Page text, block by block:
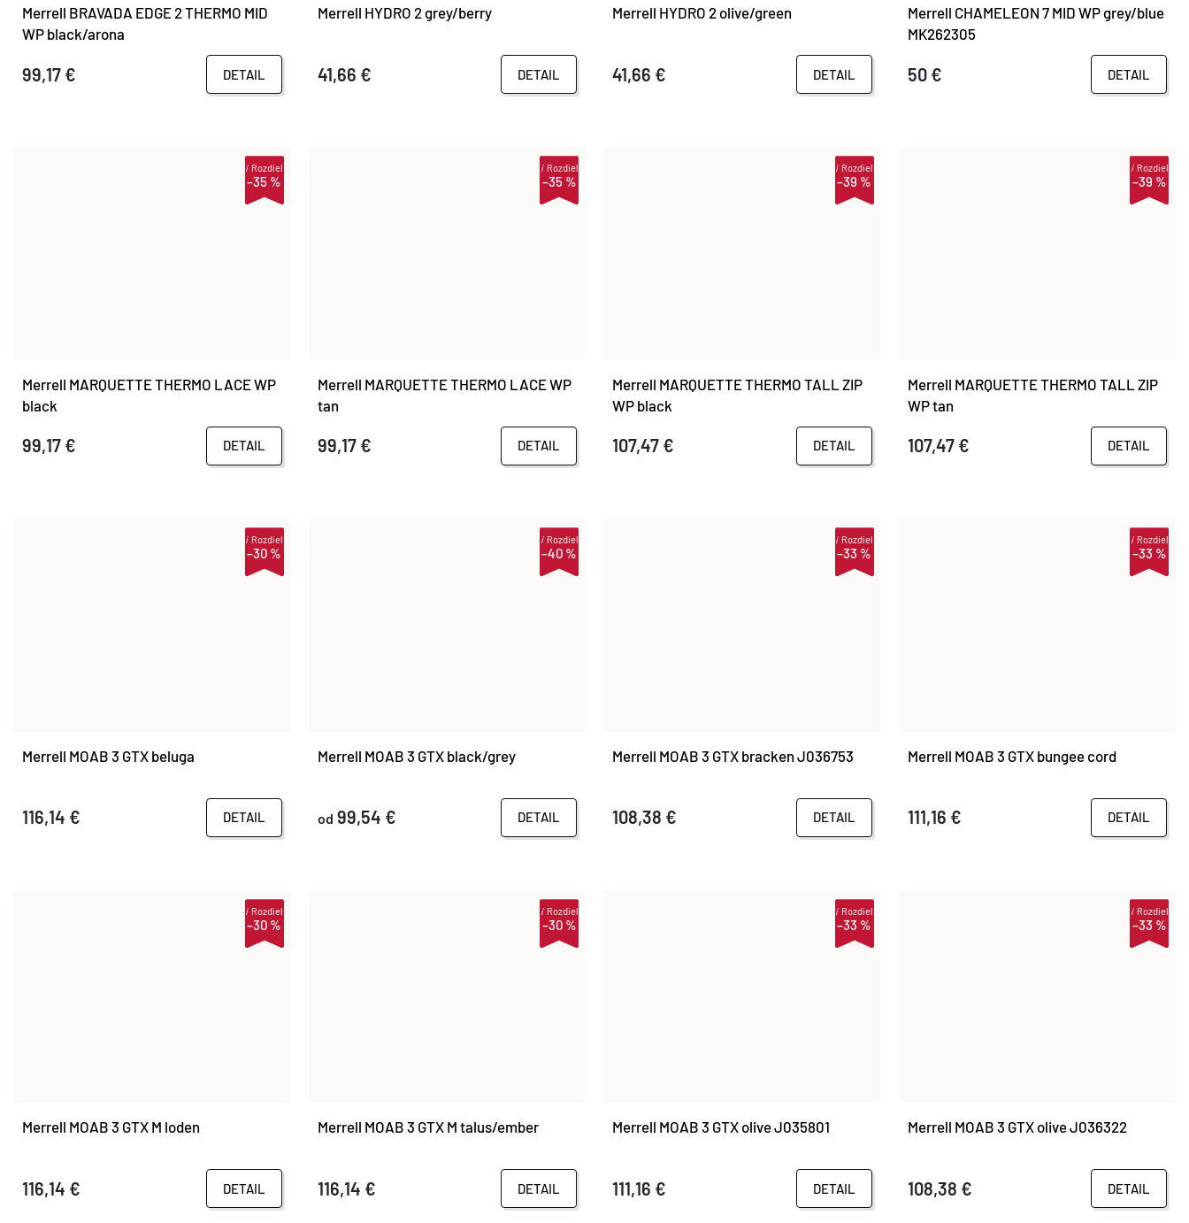
Merrell BRAVADA EDGE 2 THERMO MID
WP black/arona
99,17 € DETAIL
Merrell HYDRO 2 grey/berry
41,66 € DETAIL
Merrell HYDRO 2 olive/green
41,66 € DETAIL
Merrell CHAMELEON 7 MID WP grey/blue
MK262305
50 € DETAIL
–35 %
iRozdiel
Merrell MARQUETTE THERMO LACE WP
black
99,17 € DETAIL
–35 %
iRozdiel
Merrell MARQUETTE THERMO LACE WP
tan
99,17 € DETAIL
–39 %
iRozdiel
Merrell MARQUETTE THERMO TALL ZIP
WP black
107,47 € DETAIL
–39 %
iRozdiel
Merrell MARQUETTE THERMO TALL ZIP
WP tan
107,47 € DETAIL
–30 %
iRozdiel
Merrell MOAB 3 GTX beluga
116,14 € DETAIL
–40 %
iRozdiel
Merrell MOAB 3 GTX black/grey
od 99,54 € DETAIL
–33 %
iRozdiel
Merrell MOAB 3 GTX bracken J036753
108,38 € DETAIL
–33 %
iRozdiel
Merrell MOAB 3 GTX bungee cord
111,16 € DETAIL
–30 %
iRozdiel
Merrell MOAB 3 GTX M loden
116,14 € DETAIL
–30 %
iRozdiel
Merrell MOAB 3 GTX M talus/ember
116,14 € DETAIL
–33 %
iRozdiel
Merrell MOAB 3 GTX olive J035801
111,16 € DETAIL
–33 %
iRozdiel
Merrell MOAB 3 GTX olive J036322
108,38 € DETAIL